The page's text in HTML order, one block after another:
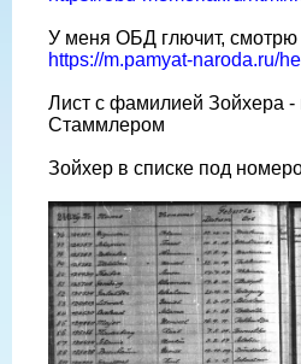
У меня ОБД глючит,
https://m.pamyat-naroda.ru/
Лист с фамилией Зойхера -
Стаммлером
Зойхер в списке под